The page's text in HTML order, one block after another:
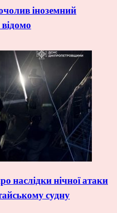
іноземний
наслідки нічної атаки
судну